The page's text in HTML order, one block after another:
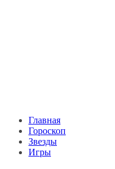
Главная
Гороскоп
Звезды
Игры